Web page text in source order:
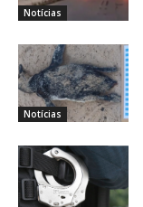
Notícias
Notícias